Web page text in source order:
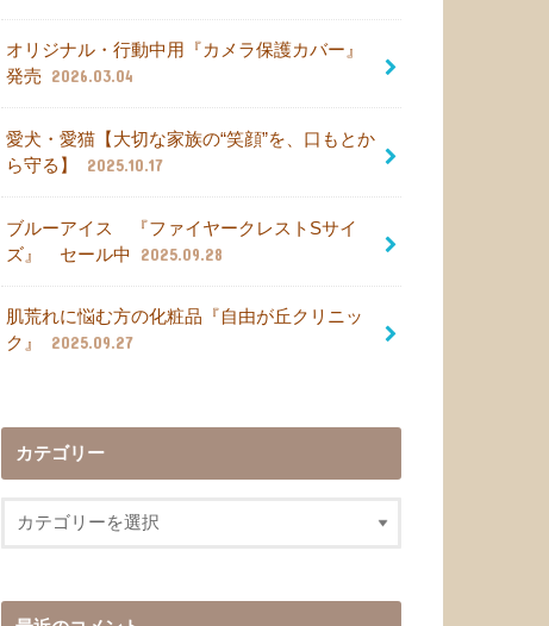
オリジナル・行動中用『カメラ保護カバー』
発売
2026.03.04
愛犬・愛猫【大切な家族の“笑顔”を、口もとか
ら守る】
2025.10.17
ブルーアイス 『ファイヤークレストSサイ
ズ』 セール中
2025.09.28
肌荒れに悩む方の化粧品『自由が丘クリニッ
ク』
2025.09.27
カテゴリー